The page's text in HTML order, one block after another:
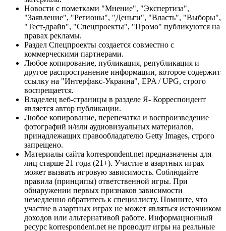
Новости с пометками "Мнение", "Экспертиза",
"Заявление", "Регионы", "Деньги", "Власть", "Выборы",
"Тест-драйв", "Спецпроекты", "Промо" публикуются на
правах рекламы.
Раздел Спецпроекты создается совместно с
коммерческими партнерами.
Любое копирование, публикация, републикация и
другое распространение информации, которое содержит
ссылку на "Интерфакс-Украина", EPA / UPG, строго
воспрещается.
Владелец веб-страницы в разделе Я- Корреспондент
является автор публикации.
Любое копирование, перепечатка и воспроизведение
фотографий и/или аудиовизуальных материалов,
принадлежащих правообладателю Getty Images, строго
запрещено.
Материалы сайта korrespondent.net предназначены для
лиц старше 21 года (21+). Участие в азартных играх
может вызвать игровую зависимость. Соблюдайте
правила (принципы) ответственной игры. При
обнаружении первых признаков зависимости
немедленно обратитесь к специалисту. Помните, что
участие в азартных играх не может являться источником
доходов или альтернативой работе. Информационный
ресурс korrespondent.net не проводит игры на реальные